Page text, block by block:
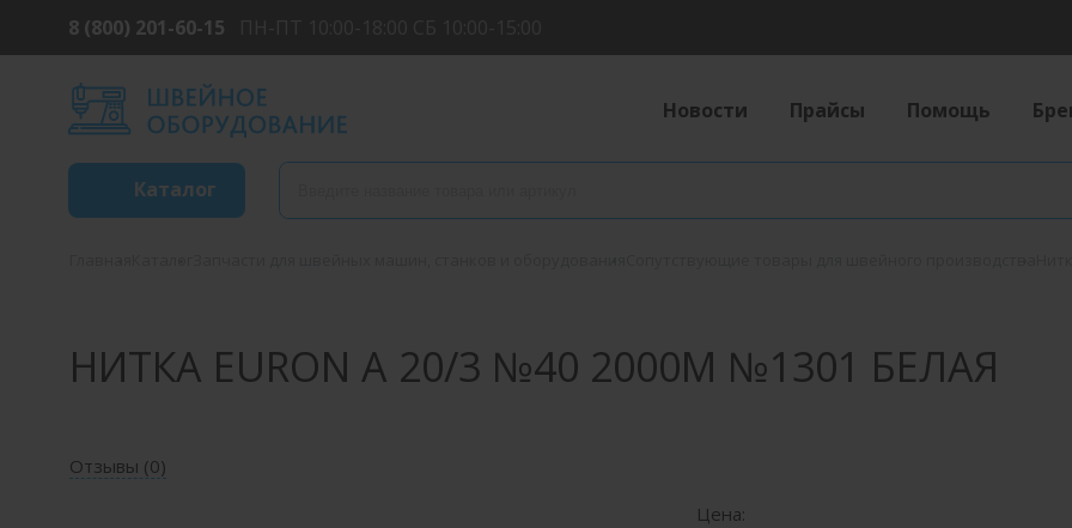
8 (800) 201-60-15
Новости Прайсы Помощь
Каталог
НИТКА EURON A 20/3 №40 2000М №1301 БЕЛАЯ
Отзывы (0)
Цена: